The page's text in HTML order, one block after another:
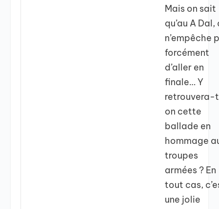
Mais on sait
qu’au A Dal,
n’empêche
forcément
d’aller en
finale… Y
on cette
ballade en
hommage
troupes
armées ? En
tout cas,
une jolie